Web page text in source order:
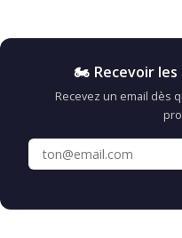
🏍️ Recevoir
Recevez un email dès